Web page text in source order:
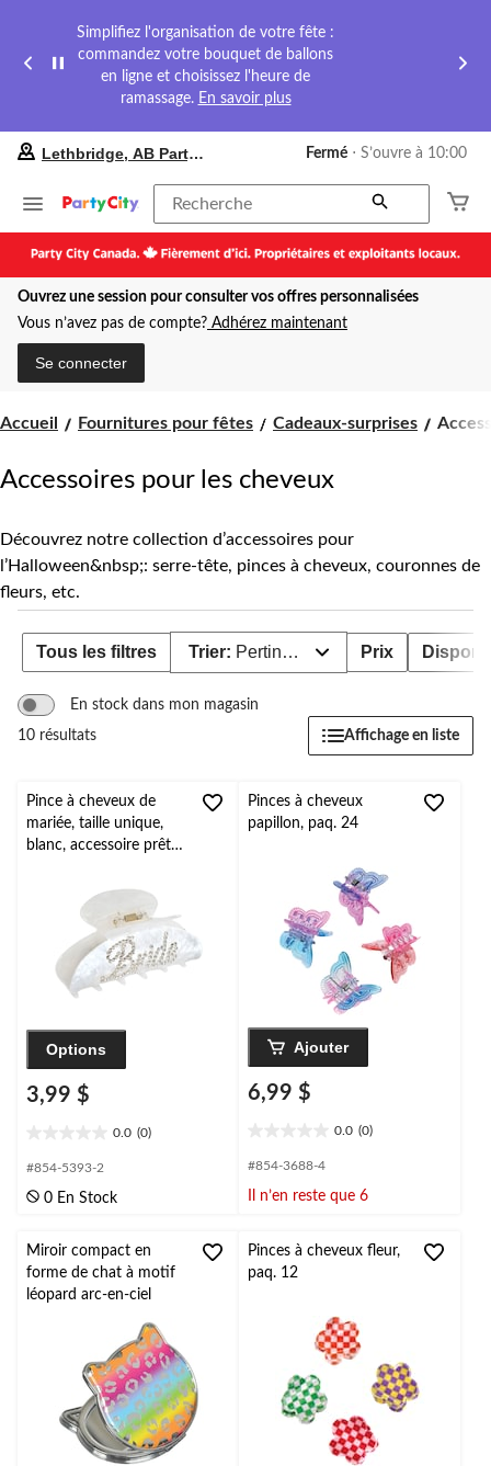
Simplifiez l'organisation de votre fête :
commandez votre bouquet de ballons
en ligne et choisissez l'heure de
ramassage. En savoir plus
préféré
Lethbridge,
Party
City,
courament
Fermé,
pour
Lethbridge, AB Party City Fermé ⋅ S’ouvre à 10:00
Recherche
Ouvrez une session pour consulter vos offres personnalisées
Vous n’avez pas de compte? Adhérez maintenant
Se connecter
Accueil Fournitures pour fêtes Cadeaux-surprises
Accessoires pour les cheveux
Découvrez notre collection d’accessoires pour
l’Halloween&nbsp;: serre-tête, pinces à cheveux, couronnes de
fleurs, etc.
Tous les filtres Trier: Pertinence Prix
En stock dans mon magasin
10 résultats
Affichage en liste
Pince à cheveux de
mariée, taille unique,
blanc, accessoire prêt-
Options
3,99 $
0.0 (0)
étoile(s)
5.
#854-5393-2
0 En Stock
Pinces à cheveux
papillon, paq. 24
Ajouter
6,99 $
0.0 (0)
étoile(s)
5.
#854-3688-4
Il n’en reste que 6
Miroir compact en
forme de chat à motif
léopard arc-en-ciel
Pinces à cheveux fleur,
paq. 12